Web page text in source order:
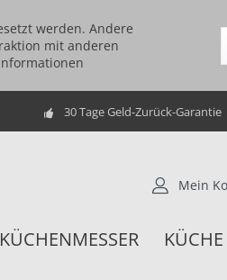
werden. Andere
mit anderen
30 Tage Geld-Zurück-Garantie
Mein
KÜCHENMESSER KÜCHE